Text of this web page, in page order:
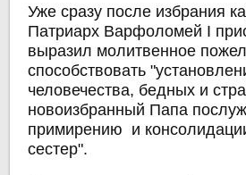
Уже сразу после избрания
Патриарх Варфоломей I
выразил молитвенное
способствовать
человечества, бедных и
новоизбранный Папа
примирению и
сестер".